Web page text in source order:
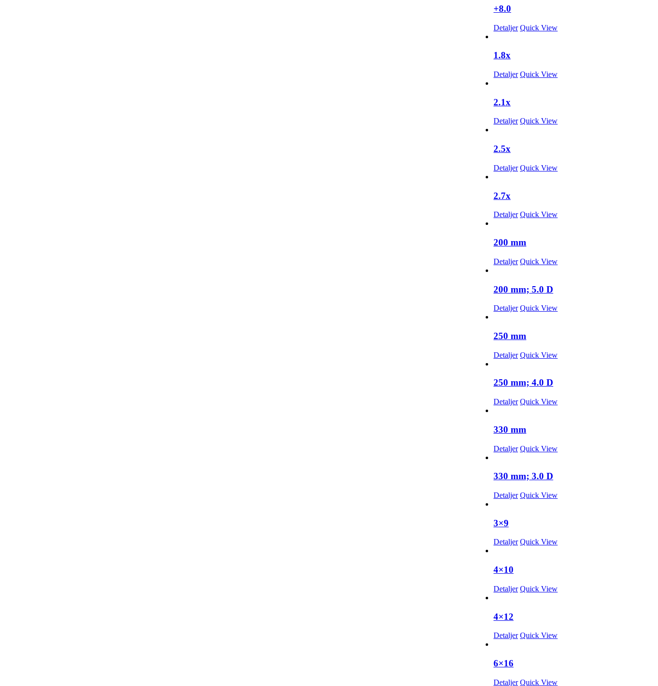
+8.0
Detaljer Quick View
1.8x
Detaljer Quick View
2.1x
Detaljer Quick View
2.5x
Detaljer Quick View
2.7x
Detaljer Quick View
200 mm
Detaljer Quick View
200 mm; 5.0 D
Detaljer Quick View
250 mm
Detaljer Quick View
250 mm; 4.0 D
Detaljer Quick View
330 mm
Detaljer Quick View
330 mm; 3.0 D
Detaljer Quick View
3×9
Detaljer Quick View
4×10
Detaljer Quick View
4×12
Detaljer Quick View
6×16
Detaljer Quick View